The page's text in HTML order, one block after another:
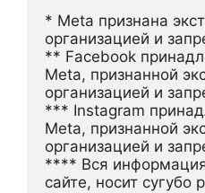
* Meta признана
организацией и
** Facebook
Meta, признанной
организацией и
*** Instagram
Meta, признанной
организацией и
**** Вся
сайте, носит сугубо